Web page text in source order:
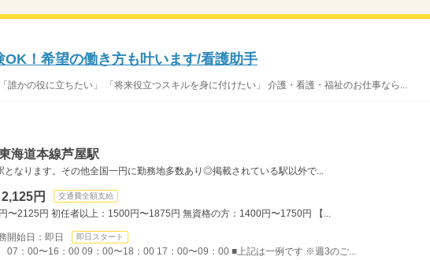
OK！希望の働き方も叶います/看護助手
誰かの役に立ちたい」 「将来役立つスキルを身に付けたい」 介護・看護・福祉のお仕事なら...
海道本線芦屋駅
なります。その他全国一円に勤務地多数あり◎掲載されている駅以外で...
円 交通費全額支給
〜2125円 初任者以上：1500円〜1875円 無資格の方：1400円〜1750円 【...
始日：即日 即日スタート
07：00〜16：00 09：00〜18：00 17：00〜09：00 ■上記は一例です ※週3のご...